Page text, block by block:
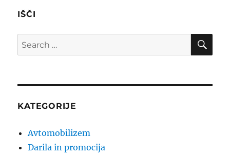
IŠČI
Search
for:
KATEGORIJE
Avtomobilizem
Darila in promocija